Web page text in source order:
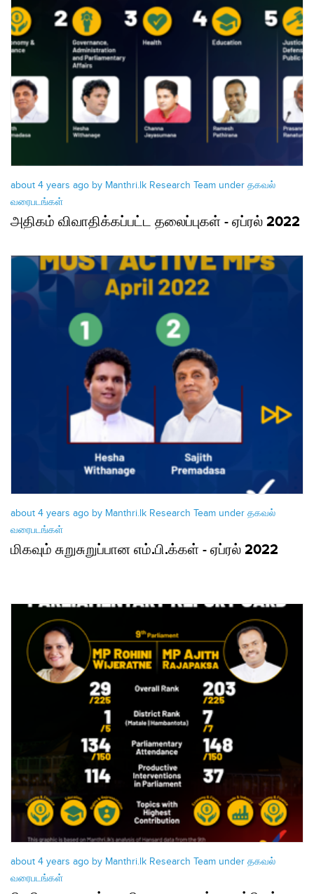
about 4 years ago by Manthri.lk Research Team under தகவல்
வரைபடங்கள்
அதிகம் விவாதிக்கப்பட்ட தலைப்புகள் - ஏப்ரல் 2022
about 4 years ago by Manthri.lk Research Team under தகவல்
வரைபடங்கள்
மிகவும் சுறுசுறுப்பான எம்.பி.க்கள் - ஏப்ரல் 2022
about 4 years ago by Manthri.lk Research Team under தகவல்
வரைபடங்கள்